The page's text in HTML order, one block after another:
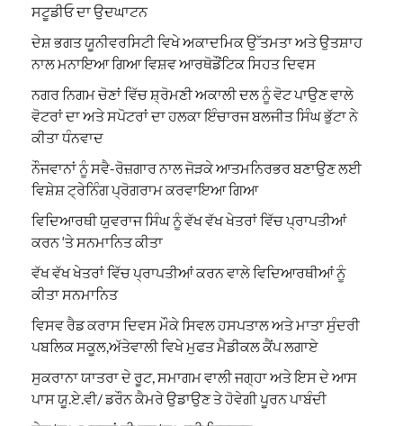
ਸਟੂਡੀਓ ਦਾ ਉਦਘਾਟਨ
ਦੇਸ਼ ਭਗਤ ਯੂਨੀਵਰਸਿਟੀ ਵਿਖੇ ਅਕਾਦਮਿਕ ਉੱਤਮਤਾ ਅਤੇ ਉਤਸ਼ਾਹ
ਨਾਲ ਮਨਾਇਆ ਗਿਆ ਵਿਸ਼ਵ ਆਰਥੋਡੌਂਟਿਕ ਸਿਹਤ ਦਿਵਸ
ਨਗਰ ਨਿਗਮ ਚੋਣਾਂ ਵਿੱਚ ਸ਼੍ਰੋਮਣੀ ਅਕਾਲੀ ਦਲ ਨੂੰ ਵੋਟ ਪਾਉਣ ਵਾਲੇ
ਵੋਟਰਾਂ ਦਾ ਅਤੇ ਸਪੋਟਰਾਂ ਦਾ ਹਲਕਾ ਇੰਚਾਰਜ ਬਲਜੀਤ ਸਿੰਘ ਭੁੱਟਾ ਨੇ
ਕੀਤਾ ਧੰਨਵਾਦ
ਨੌਜਵਾਨਾਂ ਨੂੰ ਸਵੈ-ਰੋਜ਼ਗਾਰ ਨਾਲ ਜੋੜਕੇ ਆਤਮਨਿਰਭਰ ਬਣਾਉਣ ਲਈ
ਵਿਸ਼ੇਸ਼ ਟ੍ਰੇਨਿੰਗ ਪ੍ਰੋਗਰਾਮ ਕਰਵਾਇਆ ਗਿਆ
ਵਿਦਿਆਰਥੀ ਯੁਵਰਾਜ ਸਿੰਘ ਨੂੰ ਵੱਖ ਵੱਖ ਖੇਤਰਾਂ ਵਿੱਚ ਪ੍ਰਾਪਤੀਆਂ
ਕਰਨ ‘ਤੇ ਸਨਮਾਨਿਤ ਕੀਤਾ
ਵੱਖ ਵੱਖ ਖੇਤਰਾਂ ਵਿੱਚ ਪ੍ਰਾਪਤੀਆਂ ਕਰਨ ਵਾਲੇ ਵਿਦਿਆਰਥੀਆਂ ਨੂੰ
ਕੀਤਾ ਸਨਮਾਨਿਤ
ਵਿਸਵ ਰੈਡ ਕਰਾਸ ਦਿਵਸ ਮੌਕੇ ਸਿਵਲ ਹਸਪਤਾਲ ਅਤੇ ਮਾਤਾ ਸੁੰਦਰੀ
ਪਬਲਿਕ ਸਕੂਲ,ਅੱਤੇਵਾਲੀ ਵਿਖੇ ਮੁਫਤ ਮੈਡੀਕਲ ਕੈਂਪ ਲਗਾਏ
ਸੁਕਰਾਨਾ ਯਾਤਰਾ ਦੇ ਰੂਟ, ਸਮਾਗਮ ਵਾਲੀ ਜਗ੍ਹਾ ਅਤੇ ਇਸ ਦੇ ਆਸ
ਪਾਸ ਯੂ.ਏ.ਵੀ/ ਡਰੌਨ ਕੈਮਰੇ ਉਡਾਉਣ ਤੇ ਹੋਵੇਗੀ ਪੂਰਨ ਪਾਬੰਦੀ